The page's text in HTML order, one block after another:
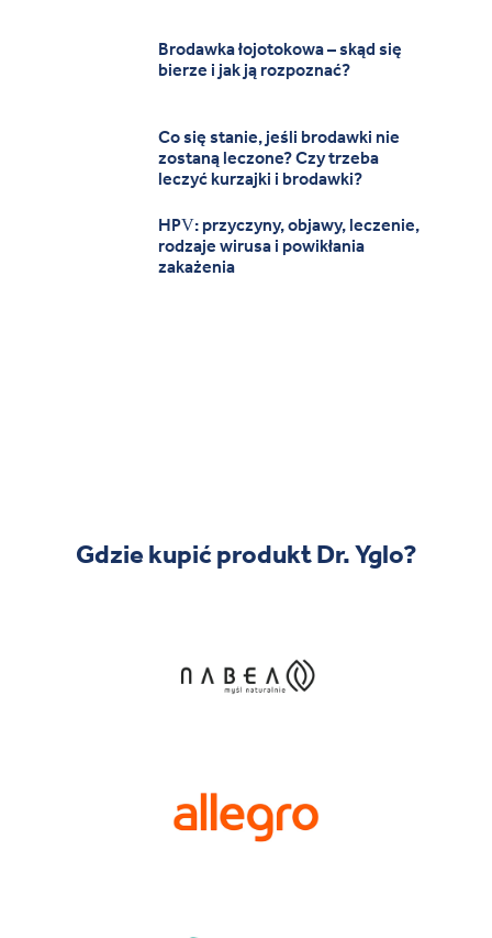
Brodawka łojotokowa – skąd się
bierze i jak ją rozpoznać?
Co się stanie, jeśli brodawki nie
zostaną leczone? Czy trzeba
leczyć kurzajki i brodawki?
HPV: przyczyny, objawy, leczenie,
rodzaje wirusa i powikłania
zakażenia
Gdzie kupić produkt Dr. Yglo?